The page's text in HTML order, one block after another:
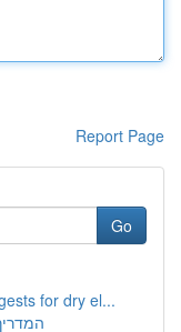
Report Page
Go
for dry el...